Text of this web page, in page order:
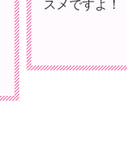
スメですよ！